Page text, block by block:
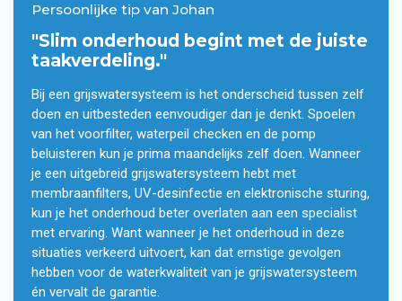
Persoonlijke tip van Johan
"Slim onderhoud begint met de juiste
taakverdeling."
Bij een grijswatersysteem is het onderscheid tussen zelf
doen en uitbesteden eenvoudiger dan je denkt. Spoelen
van het voorfilter, waterpeil checken en de pomp
beluisteren kun je prima maandelijks zelf doen. Wanneer
je een uitgebreid grijswatersysteem hebt met
membraanfilters, UV-desinfectie en elektronische sturing,
kun je het onderhoud beter overlaten aan een specialist
met ervaring. Want wanneer je het onderhoud in deze
situaties verkeerd uitvoert, kan dat ernstige gevolgen
hebben voor de waterkwaliteit van je grijswatersysteem
én vervalt de garantie.